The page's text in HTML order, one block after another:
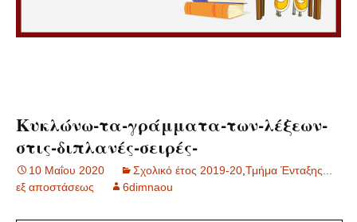
Κυκλώνω-τα-γράμματα-των-λέξεων-
στις-διπλανές-σειρές-
10 Μαΐου 2020 Σχολικό έτος 2019-20,Τμήμα Ένταξης...
εξ αποστάσεως
6dimnaou